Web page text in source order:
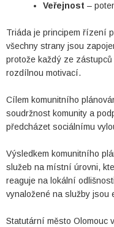
Veřejnost –
Triáda je principem řízení
všechny strany jsou
protože každý ze
rozdílnou motivací.
Cílem komunitního
soudržnost komunity a
předcházet sociálnímu
Výsledkem komunitního
služeb na místní úrovni,
reaguje na lokální
vynaložené na služby jsou
Statutární město Olomouc